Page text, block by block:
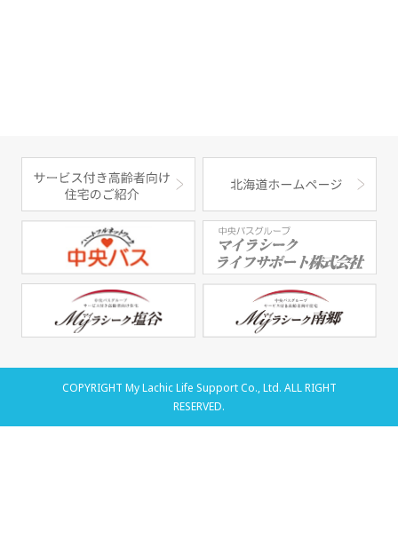
COPYRIGHT My Lachic Life Support Co., Ltd. ALL RIGHT
RESERVED.